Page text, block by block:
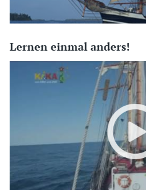
Lernen einmal anders!